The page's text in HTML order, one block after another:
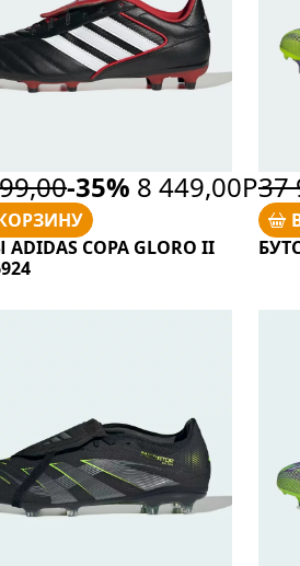
-35% 8 449,00Р
COPA GLORO II
37